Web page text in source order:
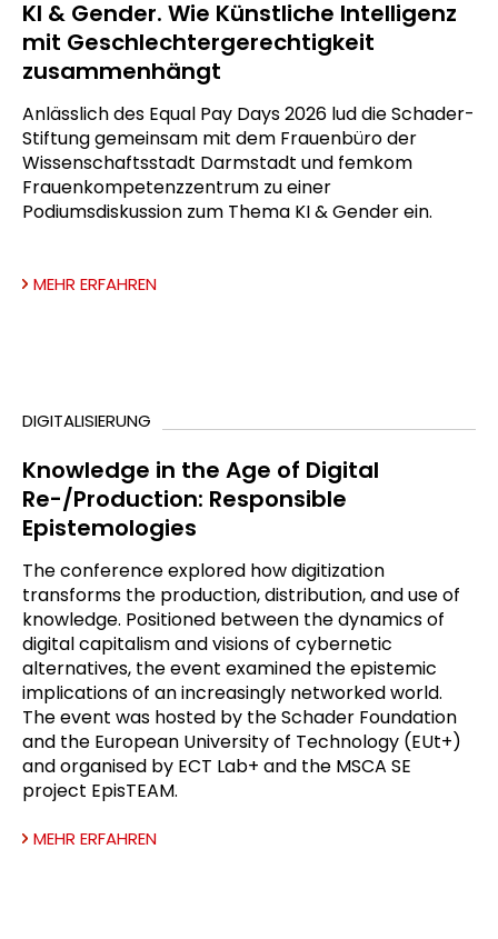
KI & Gender. Wie Künstliche Intelligenz
mit Geschlechtergerechtigkeit
zusammenhängt
Anlässlich des Equal Pay Days 2026 lud die Schader-
Stiftung gemeinsam mit dem Frauenbüro der
Wissenschaftsstadt Darmstadt und femkom
Frauenkompetenzzentrum zu einer
Podiumsdiskussion zum Thema KI & Gender ein.
MEHR ERFAHREN
DIGITALISIERUNG
Knowledge in the Age of Digital
Re-/Production: Responsible
Epistemologies
The conference explored how digitization
transforms the production, distribution, and use of
knowledge. Positioned between the dynamics of
digital capitalism and visions of cybernetic
alternatives, the event examined the epistemic
implications of an increasingly networked world.
The event was hosted by the Schader Foundation
and the European University of Technology (EUt+)
and organised by ECT Lab+ and the MSCA SE
project EpisTEAM.
MEHR ERFAHREN